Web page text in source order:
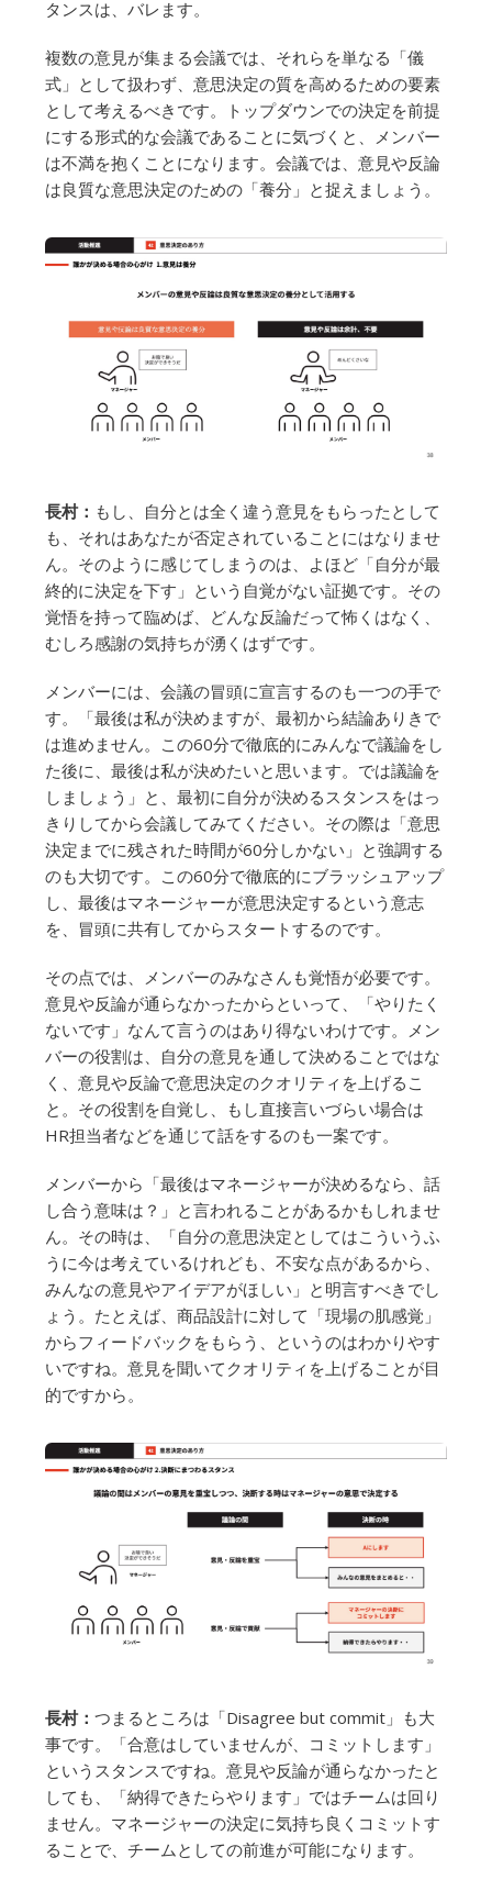
タンスは、バレます。
複数の意見が集まる会議では、それらを単なる「儀
式」として扱わず、意思決定の質を高めるための要素
として考えるべきです。トップダウンでの決定を前提
にする形式的な会議であることに気づくと、メンバー
は不満を抱くことになります。会議では、意見や反論
は良質な意思決定のための「養分」と捉えましょう。
長村： もし、自分とは全く違う意見をもらったとして
も、それはあなたが否定されていることにはなりませ
ん。そのように感じてしまうのは、よほど「自分が最
終的に決定を下す」という自覚がない証拠です。その
覚悟を持って臨めば、どんな反論だって怖くはなく、
むしろ感謝の気持ちが湧くはずです。
メンバーには、会議の冒頭に宣言するのも一つの手で
す。「最後は私が決めますが、最初から結論ありきで
は進めません。この60分で徹底的にみんなで議論をし
た後に、最後は私が決めたいと思います。では議論を
しましょう」と、最初に自分が決めるスタンスをはっ
きりしてから会議してみてください。その際は「意思
決定までに残された時間が60分しかない」と強調する
のも大切です。この60分で徹底的にブラッシュアップ
し、最後はマネージャーが意思決定するという意志
を、冒頭に共有してからスタートするのです。
その点では、メンバーのみなさんも覚悟が必要です。
意見や反論が通らなかったからといって、「やりたく
ないです」なんて言うのはあり得ないわけです。メン
バーの役割は、自分の意見を通して決めることではな
く、意見や反論で意思決定のクオリティを上げるこ
と。その役割を自覚し、もし直接言いづらい場合は
HR担当者などを通じて話をするのも一案です。
メンバーから「最後はマネージャーが決めるなら、話
し合う意味は？」と言われることがあるかもしれませ
ん。その時は、「自分の意思決定としてはこういうふ
うに今は考えているけれども、不安な点があるから、
みんなの意見やアイデアがほしい」と明言すべきでし
ょう。たとえば、商品設計に対して「現場の肌感覚」
からフィードバックをもらう、というのはわかりやす
いですね。意見を聞いてクオリティを上げることが目
的ですから。
長村： つまるところは「Disagree but commit」も大
事です。「合意はしていませんが、コミットします」
というスタンスですね。意見や反論が通らなかったと
しても、「納得できたらやります」ではチームは回り
ません。マネージャーの決定に気持ち良くコミットす
ることで、チームとしての前進が可能になります。